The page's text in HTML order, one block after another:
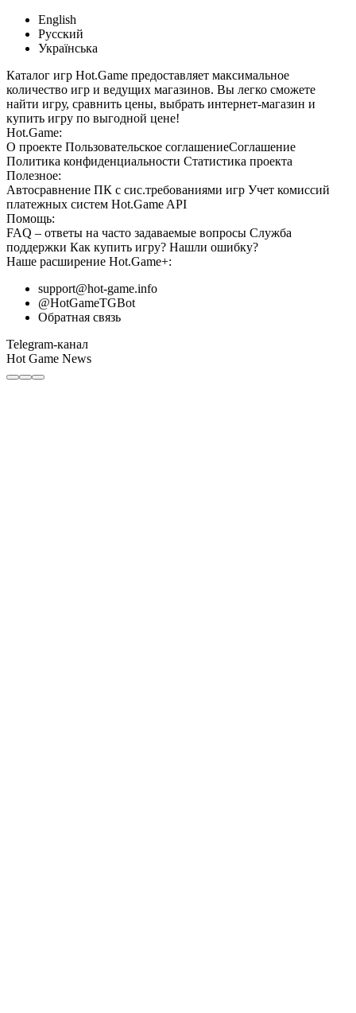
English
Русский
Українська
Каталог игр Hot.Game предоставляет максимальное
количество игр и ведущих магазинов. Вы легко сможете
найти игру, сравнить цены, выбрать интернет-магазин и
купить игру по выгодной цене!
Hot.Game:
О проекте Пользовательское соглашениеСоглашение
Политика конфиденциальности Статистика проекта
Полезное:
Автосравнение ПК с сис.требованиями игр Учет комиссий
платежных систем Hot.Game API
Помощь:
FAQ – ответы на часто задаваемые вопросы Служба
поддержки Как купить игру? Нашли ошибку?
Наше расширение Hot.Game+:
support@hot-game.info
@HotGameTGBot
Обратная связь
Telegram-канал
Hot Game News